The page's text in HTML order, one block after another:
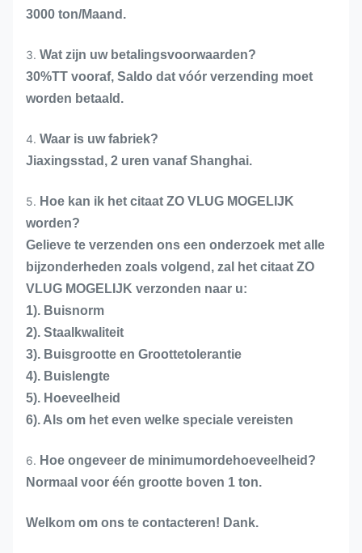
3000 ton/Maand.
3. Wat zijn uw betalingsvoorwaarden?
30%TT vooraf, Saldo dat vóór verzending moet
worden betaald.
4. Waar is uw fabriek?
Jiaxingsstad, 2 uren vanaf Shanghai.
5. Hoe kan ik het citaat ZO VLUG MOGELIJK
worden?
Gelieve te verzenden ons een onderzoek met alle
bijzonderheden zoals volgend, zal het citaat ZO
VLUG MOGELIJK verzonden naar u:
1). Buisnorm
2). Staalkwaliteit
3). Buisgrootte en Groottetolerantie
4). Buislengte
5). Hoeveelheid
6). Als om het even welke speciale vereisten
6. Hoe ongeveer de minimumordehoeveelheid?
Normaal voor één grootte boven 1 ton.
Welkom om ons te contacteren! Dank.